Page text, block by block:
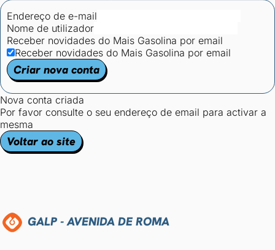
Endereço de e-mail
Nome de utilizador
Receber novidades do Mais Gasolina por email
Receber novidades do Mais Gasolina por email
Criar nova conta
Nova conta criada
Por favor consulte o seu endereço de email para activar a
mesma
Voltar ao site
GALP - AVENIDA DE ROMA